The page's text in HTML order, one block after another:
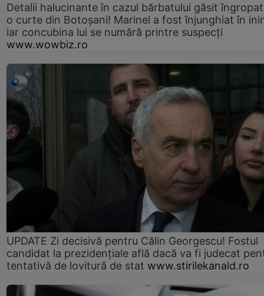
Detalii halucinante în cazul bărbatului găsit
o curte din Botoșani! Marinel a fost înjunghiat în
iar concubina lui se numără printre suspecți
www.wowbiz.ro
UPDATE Zi decisivă pentru Călin Georgescu! Fostul
candidat la prezidențiale află dacă va fi judecat
tentativă de lovitură de stat www.stirilekanald.ro